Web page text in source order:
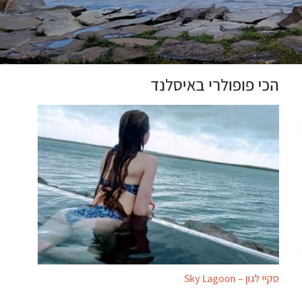
הכי פופולרי באיסלנד
סקיי לגון – Sky Lagoon